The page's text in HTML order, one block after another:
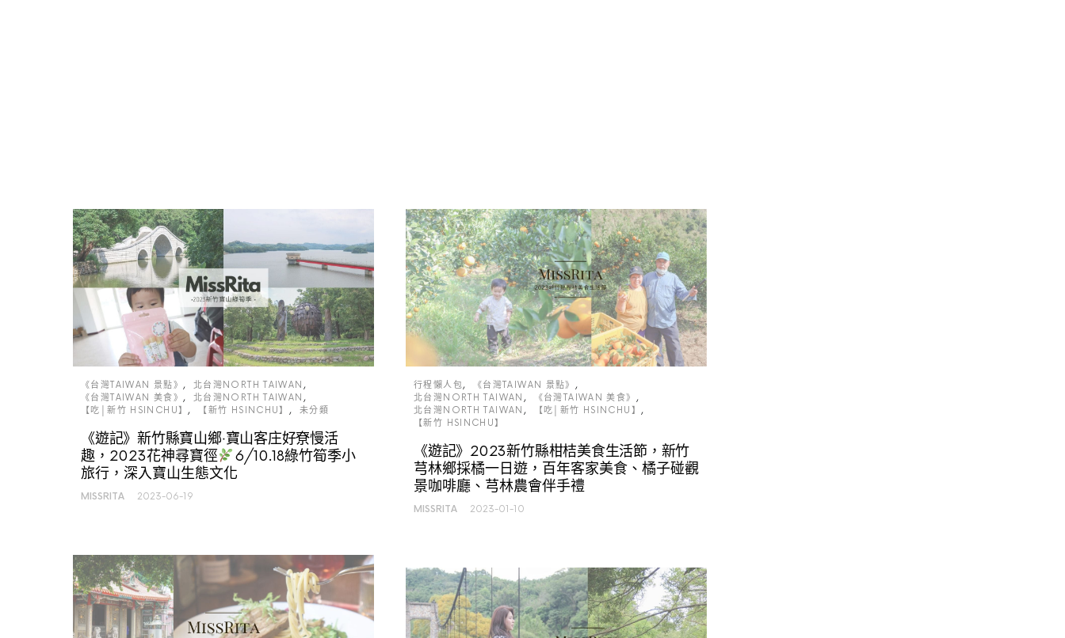
《台灣TAIWAN 景點》
北台灣NORTH TAIWAN
《台灣TAIWAN 美食》
北台灣NORTH TAIWAN
【吃│新竹 HSINCHU】
【新竹 HSINCHU】 未分類
《遊記》新竹縣寶山鄉‧寶山客庄好尞慢活
趣，2023花神尋寶徑
6/10.18綠竹筍季小
旅行，深入寶山生態文化
MISSRITA 2023-06-19
行程懶人包
《台灣TAIWAN 景點》
北台灣NORTH TAIWAN
《台灣TAIWAN 美食》
北台灣NORTH TAIWAN
【吃│新竹 HSINCHU】
【新竹 HSINCHU】
《遊記》2023新竹縣柑桔美食生活節，新竹
芎林鄉採橘一日遊，百年客家美食、橘子碰觀
景咖啡廳、芎林農會伴手禮
MISSRITA 2023-01-10